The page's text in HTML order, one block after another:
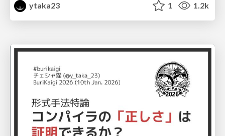
ytaka23
1 1.2k